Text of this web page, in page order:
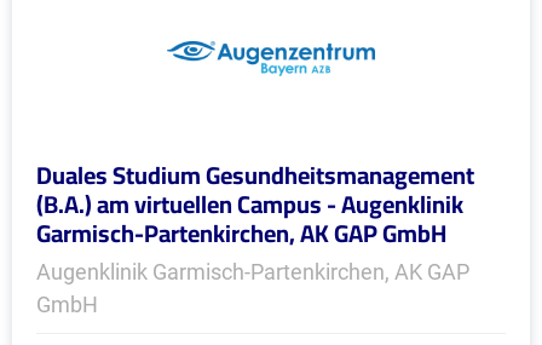
Duales Studium Gesundheitsmanagement
(B.A.) am virtuellen Campus - Augenklinik
Garmisch-Partenkirchen, AK GAP GmbH
Augenklinik Garmisch-Partenkirchen, AK GAP
GmbH